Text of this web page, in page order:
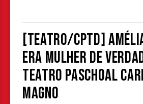
[TEATRO/CPTD]
era mulher de
Teatro Paschoal
Magno